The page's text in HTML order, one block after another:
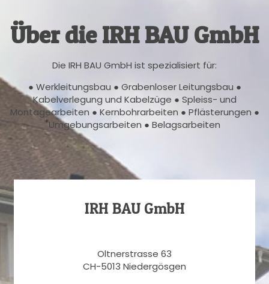
Über die IRH BAU GmbH
Die IRH BAU GmbH ist spezialisiert für:
● Werkleitungsbau ● Grabenloser Leitungsbau ●
Kabelverlegung und Kabelzüge ● Spleiss- und
Montagearbeiten ● Kernbohrarbeiten ● Pflästerungen ●
Umgebungsarbeiten ● Belagsarbeiten
IRH BAU GmbH
Oltnerstrasse 63
CH-5013 Niedergösgen